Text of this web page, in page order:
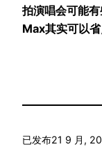
拍演唱会可能
Max其实可以省
已发布21 9 月,